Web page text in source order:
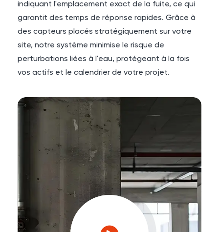
indiquant l'emplacement exact de la fuite, ce qui
garantit des temps de réponse rapides. Grâce à
des capteurs placés stratégiquement sur votre
site, notre système minimise le risque de
perturbations liées à l'eau, protégeant à la fois
vos actifs et le calendrier de votre projet.